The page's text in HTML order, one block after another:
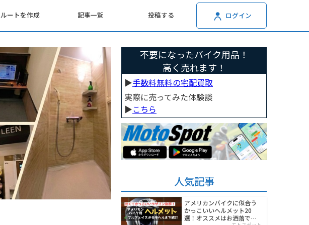
ルートを作成 記事一覧 投稿する ログイン
不要になったバイク用品！
高く売れます！
▶︎手数料無料の宅配買取
実際に売ってみた体験談
▶︎こちら
人気記事
アメリカンバイクに似合う
かっこいいヘルメット20
選！オススメはお洒落でワ